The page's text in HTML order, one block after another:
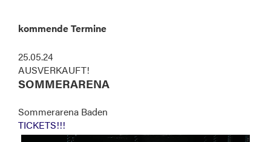
kommende Termine
25.05.24
AUSVERKAUFT!
SOMMERARENA
Sommerarena Baden
TICKETS!!!